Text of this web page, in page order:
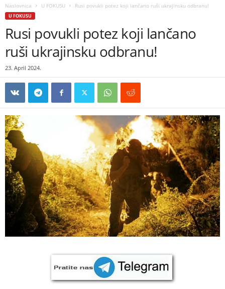
Naslovnica U FOKUSU Rusi povukli potez koji lančano ruši ukrajinsku odbranu!
U FOKUSU
Rusi povukli potez koji lančano
ruši ukrajinsku odbranu!
23. April 2024.